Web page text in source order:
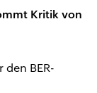
Kritik von
BER-